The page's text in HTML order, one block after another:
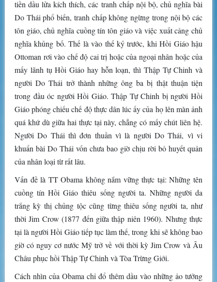
tiền dầu lửa kích thích, các tranh chấp nội bộ, chủ nghĩa bài
Do Thái phổ biến, tranh chấp không ngừng trong nội bộ các
tôn giáo, chủ nghĩa cuồng tín tôn giáo và việc xuất cảng chủ
nghĩa khủng bố. Thế là vào thế kỷ trước, khi Hồi Giáo hậu
Ottoman rơi vào chế độ cai trị hoặc của ngoại nhân hoặc của
mấy lãnh tụ Hồi Giáo hay hỗn loạn, thì Thập Tự Chinh và
người Do Thái trở thành những ông ba bị thật thuận tiện
trong đầu óc người Hồi Giáo. Thập Tự Chinh bị người Hồi
Giáo phóng chiếu chế độ thực dân lúc ấy của họ lên màn ảnh
quá khứ dù giữa hai thực tại này, chẳng có mấy chút liên hệ.
Người Do Thái thì đơn thuần vì là người Do Thái, vì vi
khuẩn bài Do Thái vốn chưa bao giờ chịu rời bỏ huyết quản
của nhân loại từ rất lâu.
Vấn đề là TT Obama không nắm vững thực tại: Những tên
cuồng tín Hồi Giáo thiêu sống người ta. Những người da
trắng kỳ thị chủng tộc cũng từng thiêu sống người ta, như
thời Jim Crow (1877 đến giữa thập niên 1960). Nhưng thực
tại là người Hồi Giáo tiếp tục làm thế, trong khi sẽ không bao
giờ có nguy cơ nước Mỹ trở về với thời kỳ Jim Crow và Âu
Châu phục hồi Thập Tự Chinh và Tòa Trừng Giới.
Cách nhìn của Obama chỉ đổ thêm dầu vào những ảo tưởng